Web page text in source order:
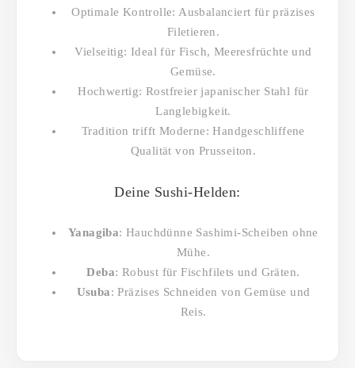
Optimale Kontrolle: Ausbalanciert für präzises
Filetieren.
Vielseitig: Ideal für Fisch, Meeresfrüchte und
Gemüse.
Hochwertig: Rostfreier japanischer Stahl für
Langlebigkeit.
Tradition trifft Moderne: Handgeschliffene
Qualität von Prusseiton.
Deine Sushi-Helden:
Yanagiba: Hauchdünne Sashimi-Scheiben ohne
Mühe.
Deba: Robust für Fischfilets und Gräten.
Usuba: Präzises Schneiden von Gemüse und
Reis.